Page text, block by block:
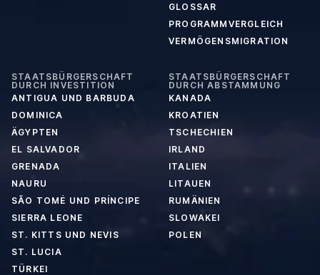
GLOSSAR
PROGRAMMVERGLEICH
VERMÖGENSMIGRATION
STAATSBÜRGERSCHAFT
DURCH INVESTITION
ANTIGUA UND BARBUDA
DOMINICA
ÄGYPTEN
EL SALVADOR
GRENADA
NAURU
SÃO TOMÉ UND PRÍNCIPE
SIERRA LEONE
ST. KITTS UND NEVIS
ST. LUCIA
TÜRKEI
STAATSBÜRGERSCHAFT
DURCH ABSTAMMUNG
KANADA
KROATIEN
TSCHECHIEN
IRLAND
ITALIEN
LITAUEN
RUMÄNIEN
SLOWAKEI
POLEN